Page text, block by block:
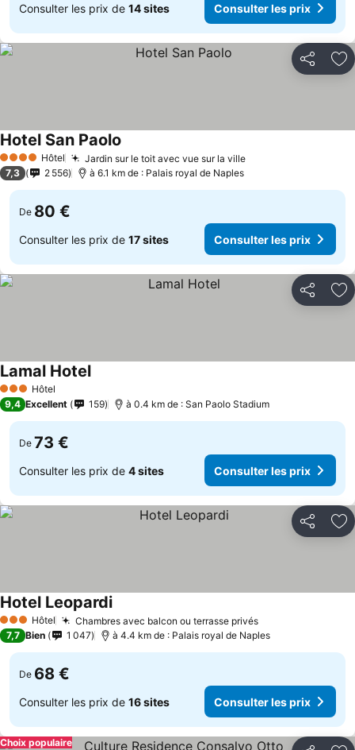
Consulter les prix de 14 sites Consulter les prix
Partager
4 Étoiles Hôtel Jardin sur le toit avec vue sur la ville
Hotel San Paolo
7,3 2 556 à 6.1 km de : Palais royal de Naples
De 80 €
Consulter les prix de 17 sites Consulter les prix
Partager
3 ÉtoilesHôtel
Lamal Hotel
9,4 Excellent 159 à 0.4 km de : San Paolo Stadium
De 73 €
Consulter les prix de 4 sites Consulter les prix
Partager
3 ÉtoilesHôtel Chambres avec balcon ou terrasse privés
Hotel Leopardi
7,7 Bien 1 047 à 4.4 km de : Palais royal de Naples
De 68 €
Consulter les prix de 16 sites Consulter les prix
Choix populaire